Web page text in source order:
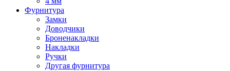
Фурнитура
Замки
Доводчики
Броненакладки
Накладки
Ручки
Другая фурнитура